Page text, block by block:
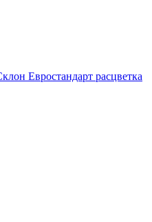
Евростандарт расцветка